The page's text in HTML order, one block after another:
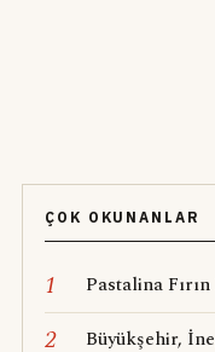
ÇOK OKUNANLAR
1 Pastalina
2
Büyükşehir,